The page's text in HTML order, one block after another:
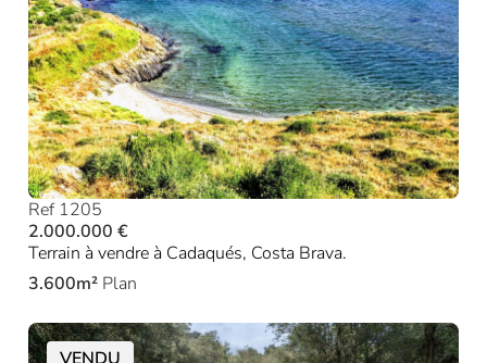
Ref 1205
2.000.000 €
Terrain à vendre à Cadaqués, Costa Brava.
3.600m² Plan